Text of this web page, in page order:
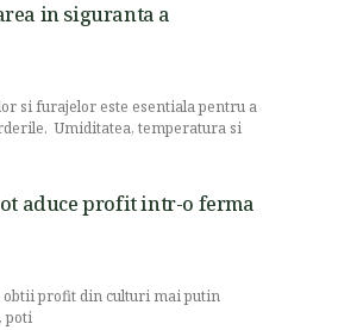
in siguranta a
si furajelor este esentiala pentru a
Umiditatea, temperatura si
aduce profit intr-o ferma
obtii profit din culturi mai putin
poti